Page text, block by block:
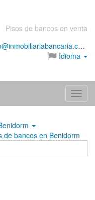
Pisos de bancos en venta
info@inmobiliariabancaria.com
Idioma
Menú
de bancos en Benidorm